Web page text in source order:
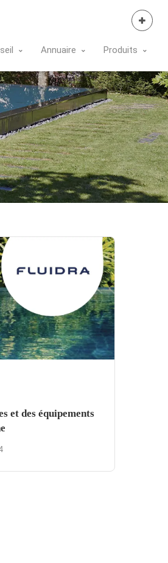
Annuaire Produits
et des équipements